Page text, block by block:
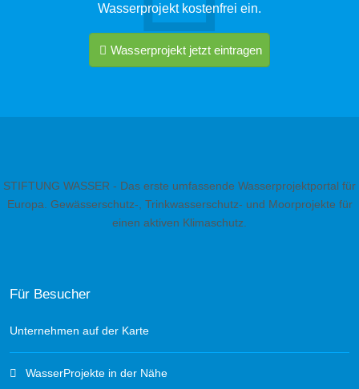
Wasserprojekt kostenfrei ein.
Wasserprojekt jetzt eintragen
STIFTUNG WASSER - Das erste umfassende Wasserprojektportal für
Europa. Gewässerschutz-, Trinkwasserschutz- und Moorprojekte für
einen aktiven Klimaschutz.
Für Besucher
Unternehmen auf der Karte
WasserProjekte in der Nähe